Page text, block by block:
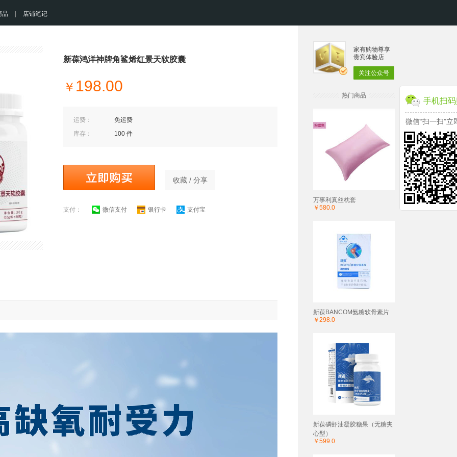
品 店铺笔记
新葆鸿洋神牌角鲨烯红景天软胶囊
￥ 198.00
运费：
免运费
库存：
100 件
收藏 / 分享
支付： 微信支付 银行卡 支付宝
家有购物尊享
贵宾体验店
关注公众号
热门商品
万事利真丝枕套
￥580.0
新葆BANCOM氨糖软骨素片
￥298.0
新葆磷虾油凝胶糖果（无糖夹
心型）
￥599.0
手机扫
微信“扫一扫”立